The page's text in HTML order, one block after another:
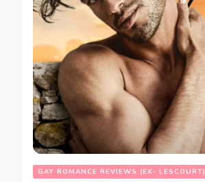
GAY ROMANCE REVIEWS (EX- LESCOURT)